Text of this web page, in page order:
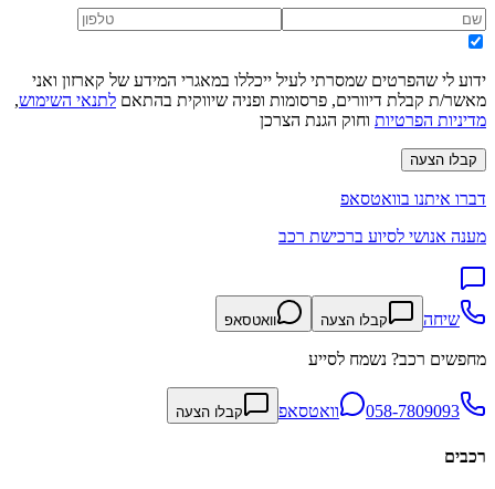
ידוע לי שהפרטים שמסרתי לעיל ייכללו במאגרי המידע של קארזון ואני
מאשר/ת קבלת דיוורים, פרסומות ופניה שיווקית בהתאם לתנאי השימוש,
מדיניות הפרטיות וחוק הגנת הצרכן
קבלו הצעה
דברו איתנו בוואטסאפ
מענה אנושי לסיוע ברכישת רכב
שיחה קבלו הצעה וואטסאפ
מחפשים רכב? נשמח לסייע
058-7809093 וואטסאפ קבלו הצעה
רכבים